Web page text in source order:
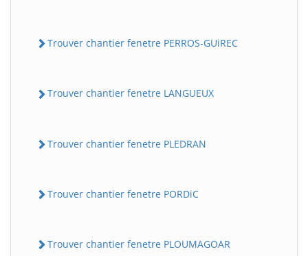
Trouver chantier fenetre PERROS-GUiREC
Trouver chantier fenetre LANGUEUX
Trouver chantier fenetre PLEDRAN
Trouver chantier fenetre PORDiC
Trouver chantier fenetre PLOUMAGOAR